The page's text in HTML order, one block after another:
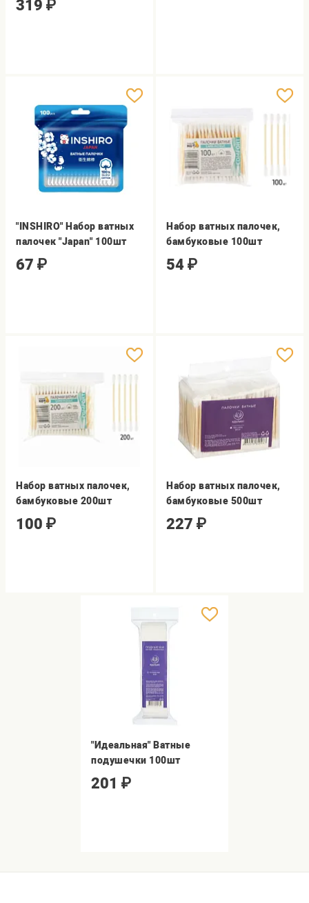
319 ₽
"INSHIRO" Набор ватных
палочек "Japan" 100шт
67 ₽
Набор ватных палочек,
бамбуковые 100шт
54 ₽
Набор ватных палочек,
бамбуковые 200шт
100 ₽
Набор ватных палочек,
бамбуковые 500шт
227 ₽
"Идеальная" Ватные
подушечки 100шт
201 ₽